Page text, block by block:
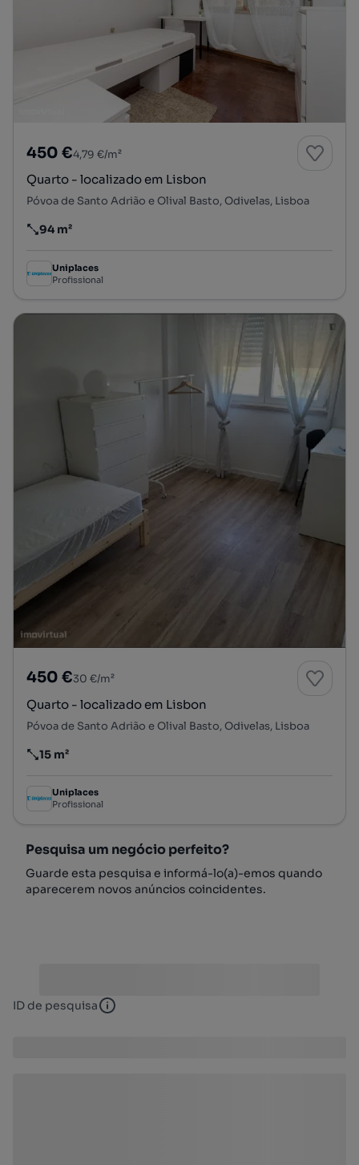
450 €4,79 €/m²
Quarto - localizado em Lisbon
Póvoa de Santo Adrião e Olival Basto, Odivelas, Lisboa
Preço por metro quadrado
94 m²
Uniplaces
Profissional
450 €30 €/m²
Quarto - localizado em Lisbon
Póvoa de Santo Adrião e Olival Basto, Odivelas, Lisboa
Preço por metro quadrado
15 m²
Uniplaces
Profissional
Pesquisa um negócio perfeito?
Guarde esta pesquisa e informá-lo(a)-emos quando
aparecerem novos anúncios coincidentes.
ID de pesquisa ID de pesquisa